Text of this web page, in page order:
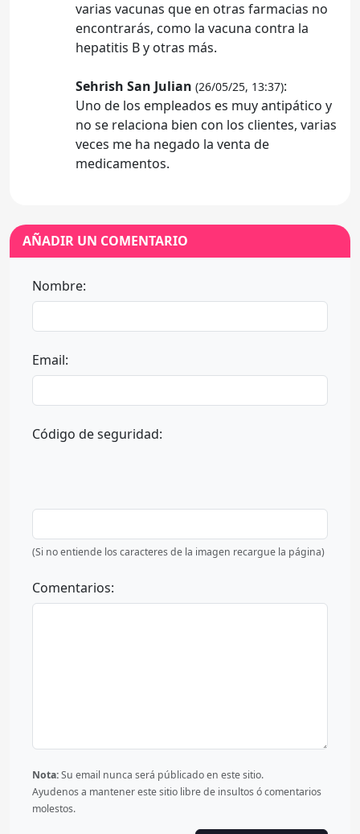
varias vacunas que en otras farmacias no
encontrarás, como la vacuna contra la
hepatitis B y otras más.
Sehrish San Julian (26/05/25, 13:37):
Uno de los empleados es muy antipático y
no se relaciona bien con los clientes, varias
veces me ha negado la venta de
medicamentos.
AÑADIR UN COMENTARIO
Nombre:
Email:
Código de seguridad:
(Si no entiende los caracteres de la imagen recargue la página)
Comentarios:
Nota:Su email nunca será públicado en este sitio.
Ayudenos a mantener este sitio libre de insultos ó comentarios
molestos.